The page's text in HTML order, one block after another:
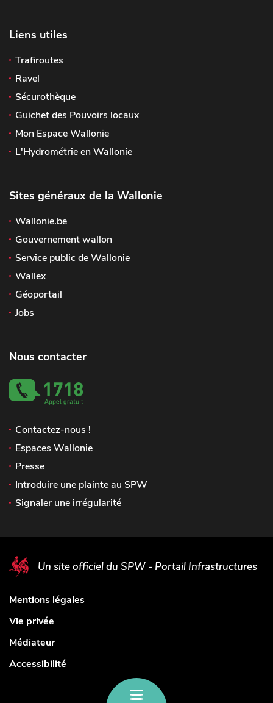
Liens utiles
Trafiroutes
Ravel
Sécurothèque
Guichet des Pouvoirs locaux
Mon Espace Wallonie
L'Hydrométrie en Wallonie
Sites généraux de la Wallonie
Wallonie.be
Gouvernement wallon
Service public de Wallonie
Wallex
Géoportail
Jobs
Nous contacter
Contactez-nous !
Espaces Wallonie
Presse
Introduire une plainte au SPW
Signaler une irrégularité
Un site officiel du SPW - Portail Infrastructures
Mentions légales
Vie privée
Médiateur
Accessibilité